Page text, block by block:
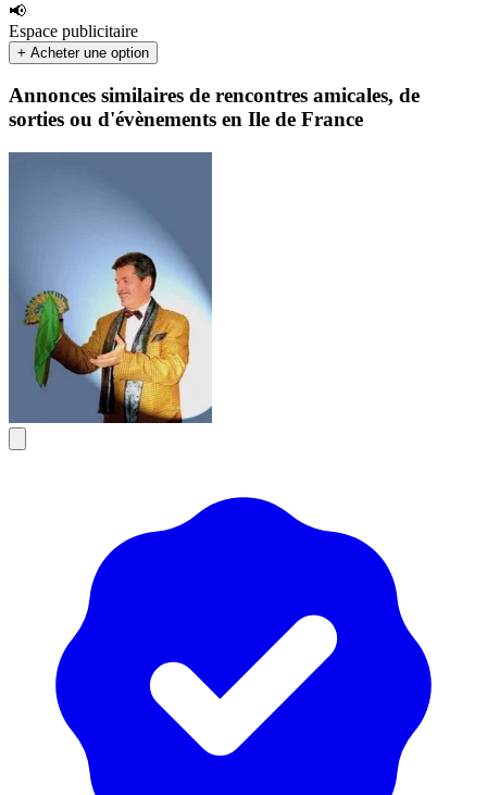
📢
Espace publicitaire
+ Acheter une option
Annonces similaires de rencontres amicales, de
sorties ou d'évènements en Ile de France